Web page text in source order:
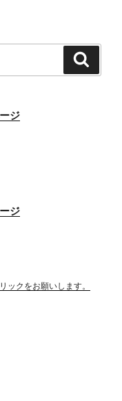
ジ
ジ
ックをお願いします。